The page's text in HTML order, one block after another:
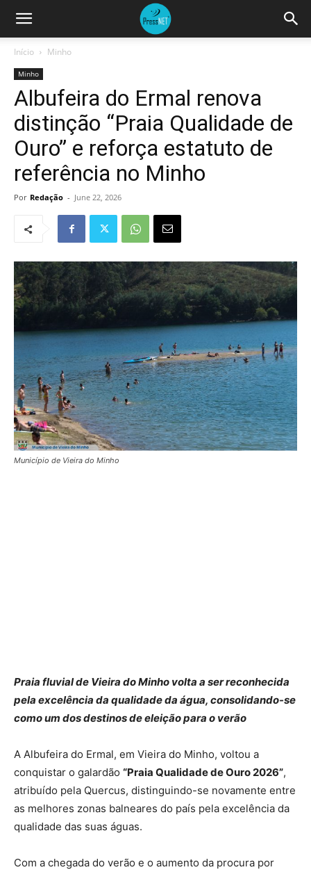
Início Minho
Minho
Albufeira do Ermal renova
distinção “Praia Qualidade de
Ouro” e reforça estatuto de
referência no Minho
Por Redação - June 22, 2026
Município de Vieira do Minho
Praia fluvial de Vieira do Minho volta a ser reconhecida
pela excelência da qualidade da água, consolidando-se
como um dos destinos de eleição para o verão
A Albufeira do Ermal, em Vieira do Minho, voltou a
conquistar o galardão “Praia Qualidade de Ouro 2026”,
atribuído pela Quercus, distinguindo-se novamente entre
as melhores zonas balneares do país pela excelência da
qualidade das suas águas.
Com a chegada do verão e o aumento da procura por